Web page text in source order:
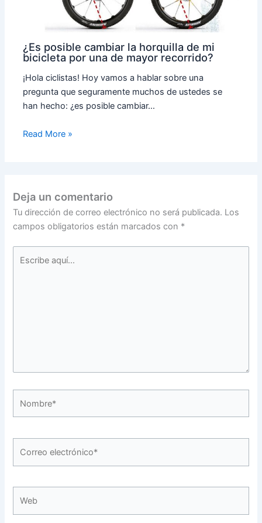
¿Es posible cambiar la horquilla de mi
bicicleta por una de mayor recorrido?
¡Hola ciclistas! Hoy vamos a hablar sobre una
pregunta que seguramente muchos de ustedes se
han hecho: ¿es posible cambiar…
Read More »
Deja un comentario
Tu dirección de correo electrónico no será publicada. Los
campos obligatorios están marcados con *
aquí...
electrónico*